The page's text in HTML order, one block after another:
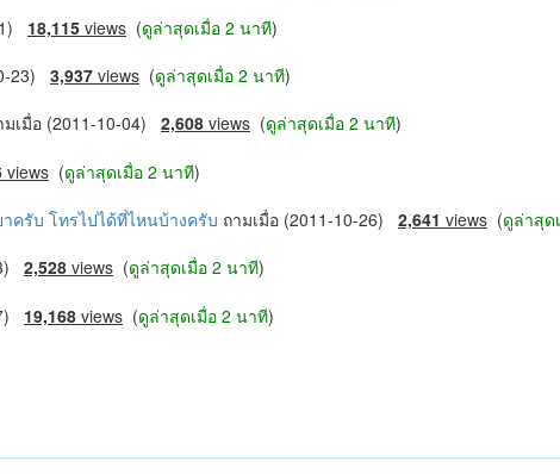
18,115 views (ดูล่าสุดเมื่อ 2 นาที)
23) 3,937 views (ดูล่าสุดเมื่อ 2 นาที)
มเมื่อ (2011-10-04) 2,608 views (ดูล่าสุดเมื่อ 2 นาที)
views (ดูล่าสุดเมื่อ 2 นาที)
ครับ โทรไปได้ที่ไหนบ้างครับ ถามเมื่อ (2011-10-26) 2,641 views (ดูล่าสุด
2,528 views (ดูล่าสุดเมื่อ 2 นาที)
19,168 views (ดูล่าสุดเมื่อ 2 นาที)